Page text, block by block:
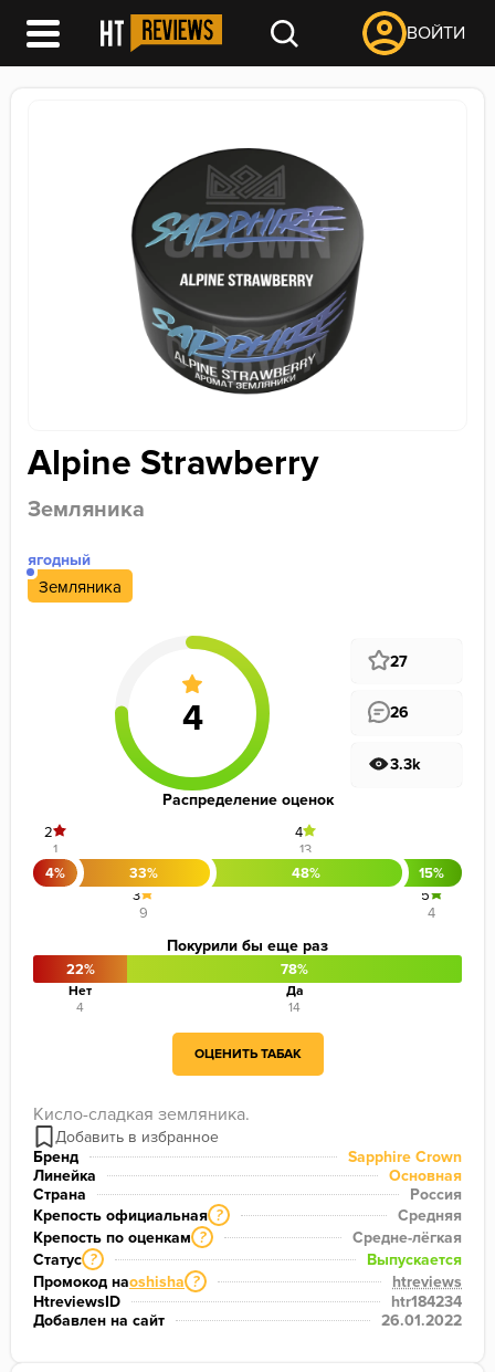
ВОЙТИ
Alpine Strawberry
Земляника
ягодный
Земляника
Кисло-сладкая земляника.
Бренд
Sapphire Crown
Линейка
Основная
Страна
Россия
Крепость официальная ?
Средняя
Крепость по оценкам ?
Средне-лёгкая
Статус ?
Выпускается
Промокод наoshisha ?
htreviews
HtreviewsID
htr184234
Добавлен на сайт
26.01.2022
27
26
3.3k
Распределение оценок
4%
2
1
33%
3
9
48%
4
13
15%
5
4
Покурили бы еще раз
22%
Нет
4
78%
Да
14
ОЦЕНИТЬ ТАБАК